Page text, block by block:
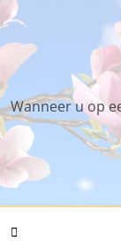
Skip
to
content
Wanneer u op